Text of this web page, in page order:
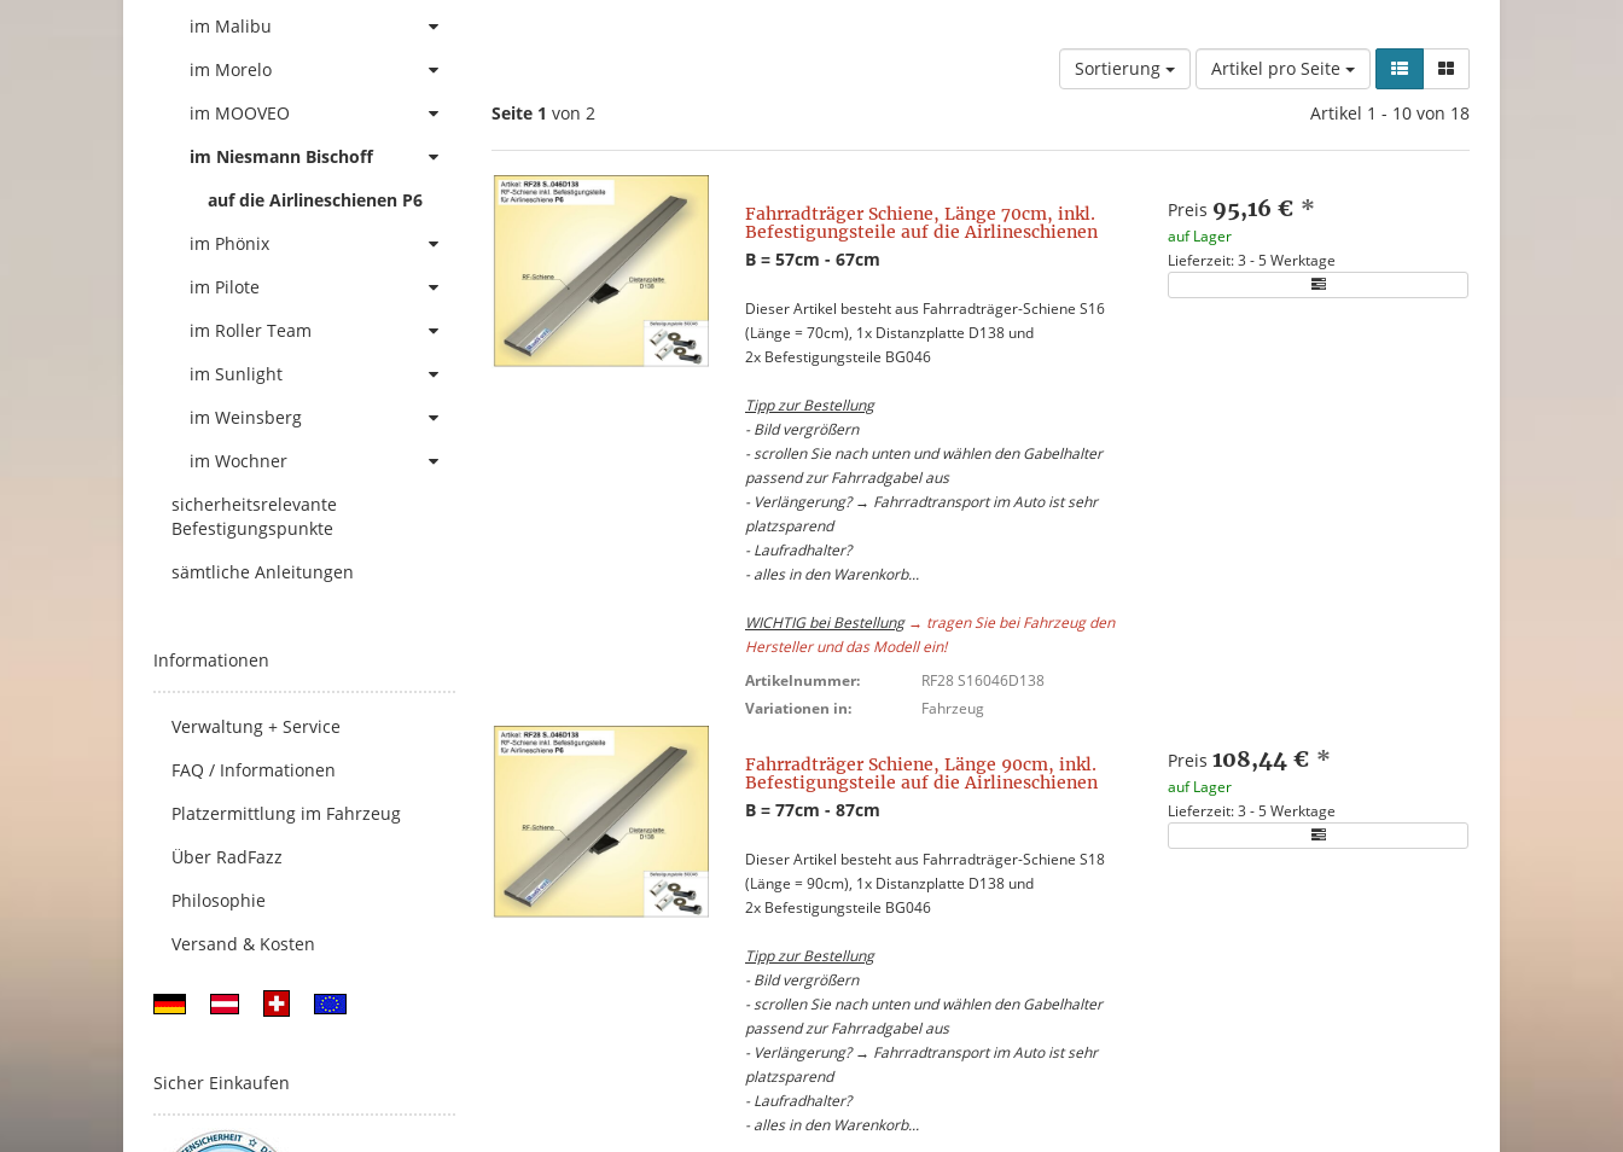
Sortierung
Artikel pro Seite
Seite 1 von 2 Artikel 1 - 10 von 18
Fahrradträger Schiene, Länge 70cm, inkl.
Befestigungsteile auf die Airlineschienen
B = 57cm - 67cm
Dieser Artikel besteht aus Fahrradträger-Schiene S16
(Länge = 70cm), 1x Distanzplatte D138 und
2x Befestigungsteile BG046
Tipp zur Bestellung
- Bild vergrößern
- scrollen Sie nach unten und wählen den Gabelhalter
passend zur Fahrradgabel aus
- Verlängerung? → Fahrradtransport im Auto ist sehr
platzsparend
- Laufradhalter?
- alles in den Warenkorb...
WICHTIG bei Bestellung → tragen Sie bei Fahrzeug den
Hersteller und das Modell ein!
Artikelnummer:
RF28 S16046D138
Variationen in:
Fahrzeug
Preis 95,16 € *
auf Lager
Lieferzeit: 3 - 5 Werktage
Fahrradträger Schiene, Länge 90cm, inkl.
Befestigungsteile auf die Airlineschienen
B = 77cm - 87cm
Dieser Artikel besteht aus Fahrradträger-Schiene S18
(Länge = 90cm), 1x Distanzplatte D138 und
2x Befestigungsteile BG046
Tipp zur Bestellung
- Bild vergrößern
- scrollen Sie nach unten und wählen den Gabelhalter
passend zur Fahrradgabel aus
- Verlängerung? → Fahrradtransport im Auto ist sehr
platzsparend
- Laufradhalter?
- alles in den Warenkorb...
Preis 108,44 € *
auf Lager
Lieferzeit: 3 - 5 Werktage
im Malibu
im Morelo
im MOOVEO
im Niesmann Bischoff
auf die Airlineschienen P6
im Phönix
im Pilote
im Roller Team
im Sunlight
im Weinsberg
im Wochner
sicherheitsrelevante
Befestigungspunkte
sämtliche Anleitungen
Informationen
Verwaltung + Service
FAQ / Informationen
Platzermittlung im Fahrzeug
Über RadFazz
Philosophie
Versand & Kosten
Sicher Einkaufen